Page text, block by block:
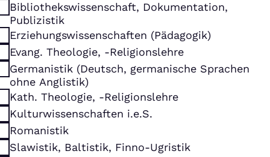
Bibliothekswissenschaft, Dokumentation,
Publizistik
Erziehungswissenschaften (Pädagogik)
Evang. Theologie, -Religionslehre
Germanistik (Deutsch, germanische Sprachen
ohne Anglistik)
Kath. Theologie, -Religionslehre
Kulturwissenschaften i.e.S.
Romanistik
Slawistik, Baltistik, Finno-Ugristik